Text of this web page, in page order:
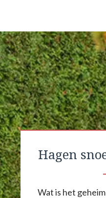
Hagen
Wat is het